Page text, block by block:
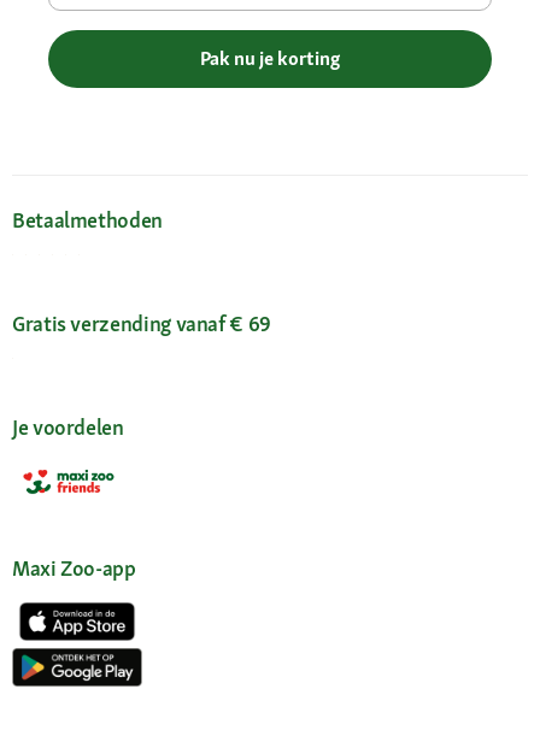
Pak nu je korting
Betaalmethoden
Gratis verzending vanaf € 69
Je voordelen
Maxi Zoo-app